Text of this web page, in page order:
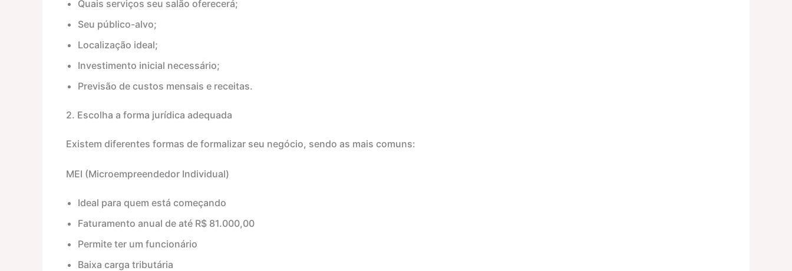
Quais serviços seu salão oferecerá;
Seu público-alvo;
Localização ideal;
Investimento inicial necessário;
Previsão de custos mensais e receitas.
2. Escolha a forma jurídica adequada
Existem diferentes formas de formalizar seu negócio, sendo as mais comuns:
MEI (Microempreendedor Individual)
Ideal para quem está começando
Faturamento anual de até R$ 81.000,00
Permite ter um funcionário
Baixa carga tributária